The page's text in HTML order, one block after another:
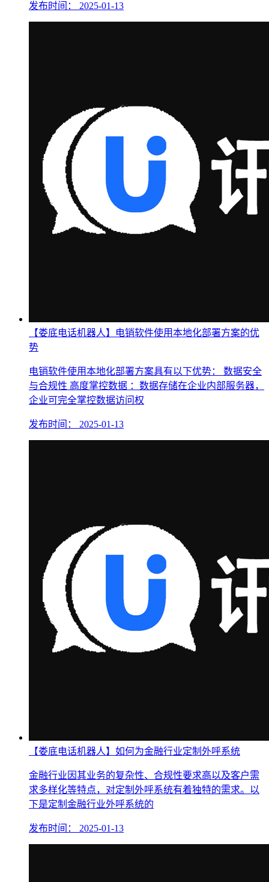
发布时间： 2025-01-13
【娄底电话机器人】电销软件使用本地化部署方案的优
势
电销软件使用本地化部署方案具有以下优势： 数据安全
与合规性 高度掌控数据 ：数据存储在企业内部服务器，
企业可完全掌控数据访问权
发布时间： 2025-01-13
【娄底电话机器人】如何为金融行业定制外呼系统
金融行业因其业务的复杂性、合规性要求高以及客户需
求多样化等特点，对定制外呼系统有着独特的需求。以
下是定制金融行业外呼系统的
发布时间： 2025-01-13